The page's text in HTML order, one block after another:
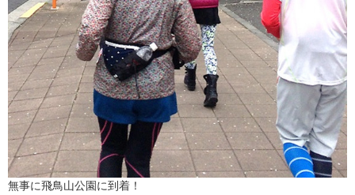
無事に飛鳥山公園に到着！